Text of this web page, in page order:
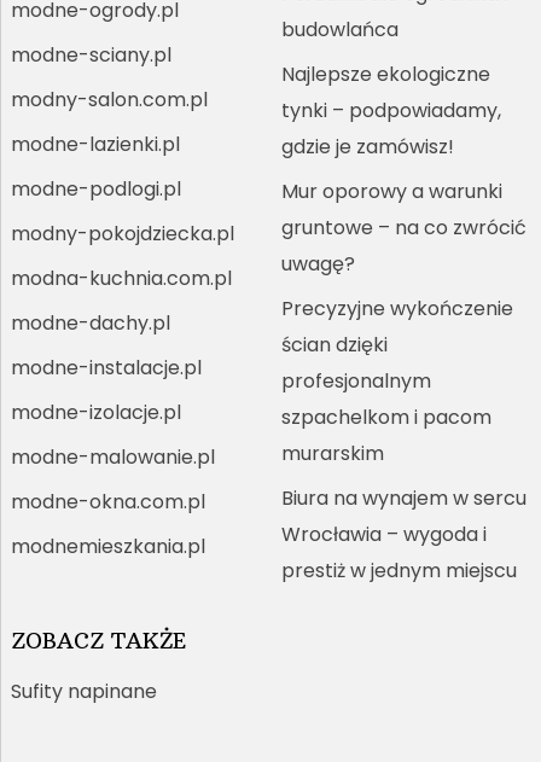
modne-ogrody.pl
modne-sciany.pl
modny-salon.com.pl
modne-lazienki.pl
modne-podlogi.pl
modny-pokojdziecka.pl
modna-kuchnia.com.pl
modne-dachy.pl
modne-instalacje.pl
modne-izolacje.pl
modne-malowanie.pl
modne-okna.com.pl
modnemieszkania.pl
budowlańca
Najlepsze ekologiczne
tynki – podpowiadamy,
gdzie je zamówisz!
Mur oporowy a warunki
gruntowe – na co zwrócić
uwagę?
Precyzyjne wykończenie
ścian dzięki
profesjonalnym
szpachelkom i pacom
murarskim
Biura na wynajem w sercu
Wrocławia – wygoda i
prestiż w jednym miejscu
ZOBACZ TAKŻE
Sufity napinane